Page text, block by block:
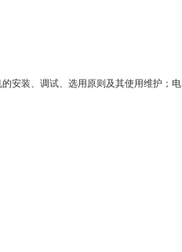
安装、调试、选用原则及其使用维护；电